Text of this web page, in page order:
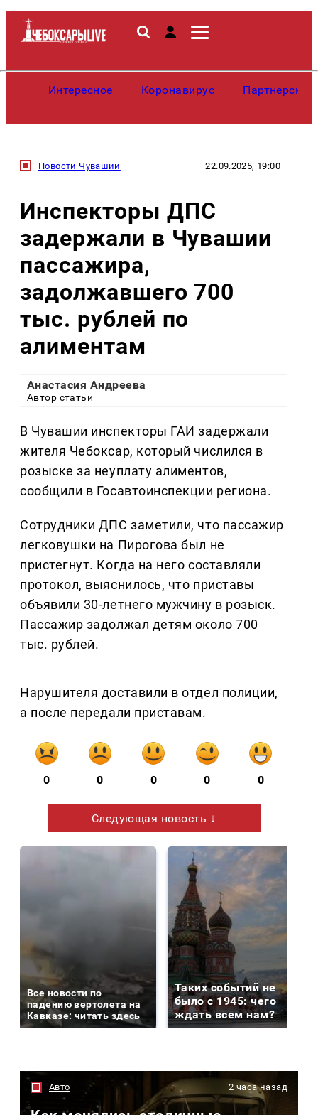
Интересное Коронавирус
Новости Чувашии 22.09.2025, 19:00
Инспекторы ДПС
задержали в Чувашии
пассажира,
задолжавшего 700
тыс. рублей по
алиментам
Анастасия Андреева
Автор статьи
В Чувашии инспекторы ГАИ задержали
жителя Чебоксар, который числился в
розыске за неуплату алиментов,
сообщили в Госавтоинспекции региона.
Сотрудники ДПС заметили, что пассажир
легковушки на Пирогова был не
пристегнут. Когда на него составляли
протокол, выяснилось, что приставы
объявили 30-летнего мужчину в розыск.
Пассажир задолжал детям около 700
тыс. рублей.
Нарушителя доставили в отдел полиции,
а после передали приставам.
0 0 0 0 0
Следующая новость ↓
Все новости по
падению вертолета на
Кавказе: читать здесь
Таких событий не
было с 1945: чего
ждать всем нам?
Авто 2 часа назад